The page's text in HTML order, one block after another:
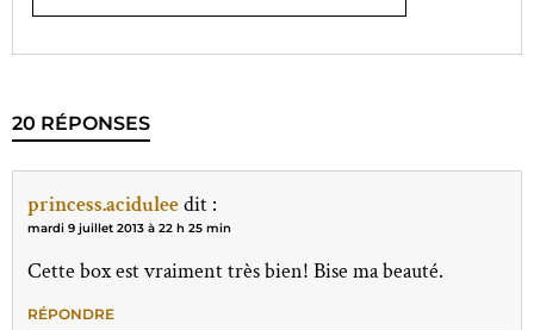
20 RÉPONSES
princess.aciduleedit :
mardi 9 juillet 2013 à 22 h 25 min
Cette box est vraiment très bien! Bise ma beauté.
RÉPONDRE